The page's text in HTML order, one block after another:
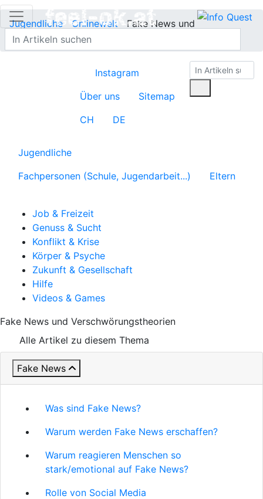
Jugendliche Onlinewelt
Fake News und
Verschwörungstheorien
Instagram
Über uns
Sitemap
CH
DE
Jugendliche
Fachpersonen (Schule, Jugendarbeit...)
Eltern
Job & Freizeit
Genuss & Sucht
Konflikt & Krise
Körper & Psyche
Zukunft & Gesellschaft
Hilfe
Videos & Games
Fake News und Verschwörungstheorien
Alle Artikel zu diesem Thema
Fake News
Was sind Fake News?
Warum werden Fake News erschaffen?
Warum reagieren Menschen so
stark/emotional auf Fake News?
Rolle von Social Media